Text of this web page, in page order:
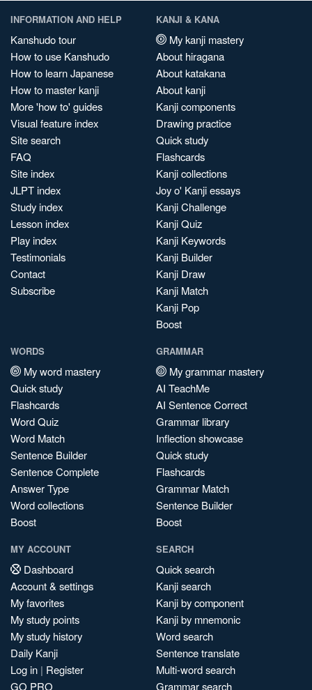
INFORMATION AND HELP
Kanshudo tour
How to use Kanshudo
How to learn Japanese
How to master kanji
More 'how to' guides
Visual feature index
Site search
FAQ
Site index
JLPT index
Study index
Lesson index
Play index
Testimonials
Contact
Subscribe
KANJI & KANA
My kanji mastery
About hiragana
About katakana
About kanji
Kanji components
Drawing practice
Quick study
Flashcards
Kanji collections
Joy o' Kanji essays
Kanji Challenge
Kanji Quiz
Kanji Keywords
Kanji Builder
Kanji Draw
Kanji Match
Kanji Pop
Boost
WORDS
My word mastery
Quick study
Flashcards
Word Quiz
Word Match
Sentence Builder
Sentence Complete
Answer Type
Word collections
Boost
GRAMMAR
My grammar mastery
AI TeachMe
AI Sentence Correct
Grammar library
Inflection showcase
Quick study
Flashcards
Grammar Match
Sentence Builder
Boost
MY ACCOUNT
Dashboard
Account & settings
My favorites
My study points
My study history
Daily Kanji
Log in | Register
GO PRO
SEARCH
Quick search
Kanji search
Kanji by component
Kanji by mnemonic
Word search
Sentence translate
Multi-word search
Grammar search